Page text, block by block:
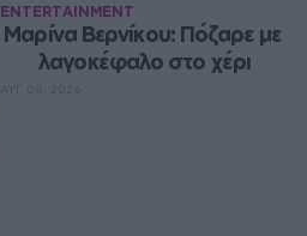
ENTERTAINMENT
Μαρίνα Βερνίκου: Πόζαρε με
λαγοκέφαλο στο χέρι